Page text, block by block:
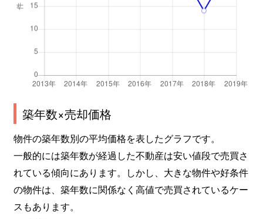
築年数×売却価格
物件の築年数別の平均価格を表したグラフです。
一般的には築年数が経過した不動産は安い値段で売買さ
れている傾向にあります。しかし、大きな物件や好条件
の物件は、築年数に関係なく高値で売買されているケー
スもあります。